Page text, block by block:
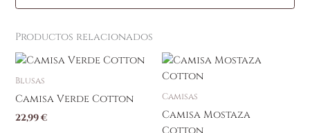
Productos relacionados
Blusas
Camisa Verde Cotton
22,99€
Camisas
Camisa Mostaza